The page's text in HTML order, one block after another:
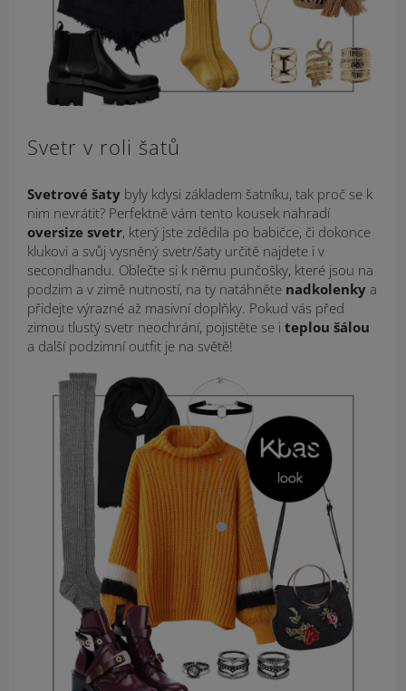
Svetr v roli šatů
Svetrové šaty byly kdysi základem šatníku, tak proč se k
nim nevrátit? Perfektně vám tento kousek nahradí
oversize svetr, který jste zdědila po babičce, či dokonce
klukovi a svůj vysněný svetr/šaty určitě najdete i v
secondhandu. Oblečte si k němu punčošky, které jsou na
podzim a v zimě nutností, na ty natáhněte nadkolenky a
přidejte výrazné až masivní doplňky. Pokud vás před
zimou tlustý svetr neochrání, pojistěte se i teplou šálou
a další podzimní outfit je na světě!